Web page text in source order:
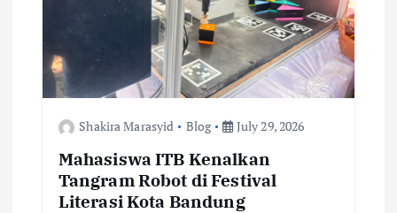
Shakira Marasyid Blog July 29, 2026
Mahasiswa ITB Kenalkan
Tangram Robot di Festival
Literasi Kota Bandung